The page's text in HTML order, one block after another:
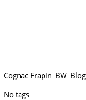
Cognac Frapin_BW_Blog
No tags